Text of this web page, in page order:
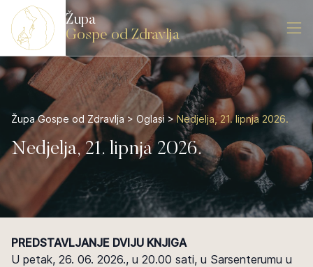
Župa
Gospe od Zdravlja
Župa Gospe od Zdravlja> Oglasi >Nedjelja, 21. lipnja 2026.
Nedjelja, 21. lipnja 2026.
PREDSTAVLJANJE DVIJU KNJIGA
U petak, 26. 06. 2026., u 20.00 sati, u Sarsenterumu u